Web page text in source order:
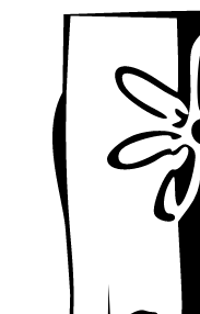
Cristobal Balenciaga
Cuarzo Signature
Cuba Paris
D'orsay
Damien Bash
David Yurman
Davidoff
Designer Shaik
Diesel
Diptyque
Disney
Dolce & Gabbana
Donna Karan